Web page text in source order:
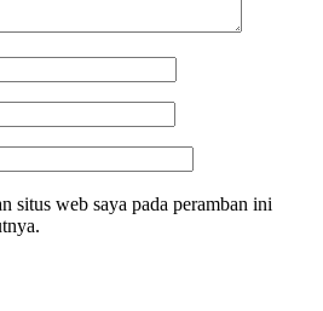
situs web saya pada peramban ini